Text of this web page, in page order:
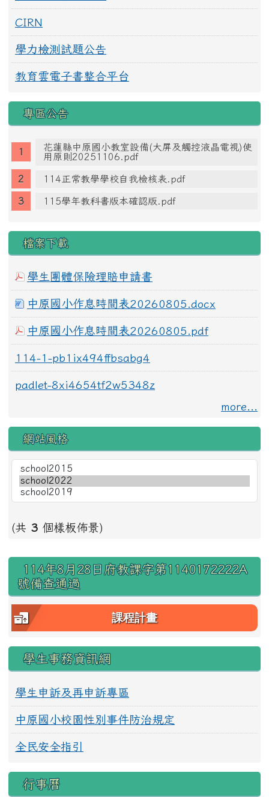
CIRN
學力檢測試題公告
教育雲電子書整合平台
專區公告
花蓮縣中原國小教室設備(大屏及觸控液晶電視)使
用原則20251106.pdf
114正常教學學校自我檢核表.pdf
115學年教科書版本確認版.pdf
檔案下載
學生團體保險理賠申請書
中原國小作息時間表20260805.docx
中原國小作息時間表20260805.pdf
114-1-pb1ix494ffbsabg4
padlet-8xi4654tf2w5348z
more...
網站風格
(共 3 個樣板佈景)
右邊區域內容
114年8月28日府教課字第1140172222A
號備查通過
課程計畫
學生事務資訊網
學生申訴及再申訴專區
中原國小校園性別事件防治規定
全民安全指引
行事曆